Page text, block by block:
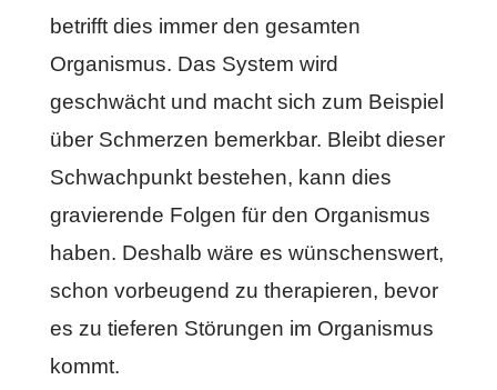
betrifft dies immer den gesamten
Organismus. Das System wird
geschwächt und macht sich zum Beispiel
über Schmerzen bemerkbar. Bleibt dieser
Schwachpunkt bestehen, kann dies
gravierende Folgen für den Organismus
haben. Deshalb wäre es wünschenswert,
schon vorbeugend zu therapieren, bevor
es zu tieferen Störungen im Organismus
kommt.